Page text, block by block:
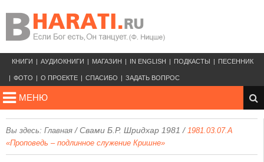
КНИГИ АУДИОКНИГИ МАГАЗИН IN ENGLISH ПОДКАСТЫ ПЕСЕННИК
ФОТО О ПРОЕКТЕ СПАСИБО ЗАДАТЬ ВОПРОС
МЕНЮ
Вы здесь: Главная /Свами Б.Р. Шридхар 1981 / 1981.03.07.A
«Проповедь – подлинное служение Кришне»